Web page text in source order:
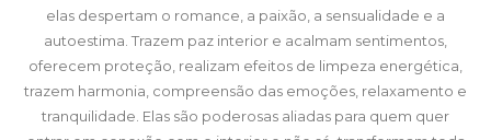
elas despertam o romance, a paixão, a sensualidade e a
autoestima. Trazem paz interior e acalmam sentimentos,
oferecem proteção, realizam efeitos de limpeza energética,
trazem harmonia, compreensão das emoções, relaxamento e
tranquilidade. Elas são poderosas aliadas para quem quer